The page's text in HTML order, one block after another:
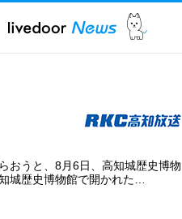
おうと、8月6日、高知城歴史博物
城歴史博物館で開かれた…